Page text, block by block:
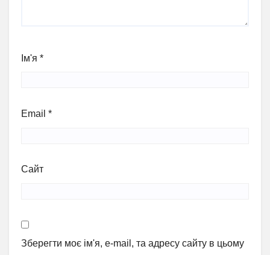
Ім'я *
Email *
Сайт
Зберегти моє ім'я, e-mail, та адресу сайту в цьому